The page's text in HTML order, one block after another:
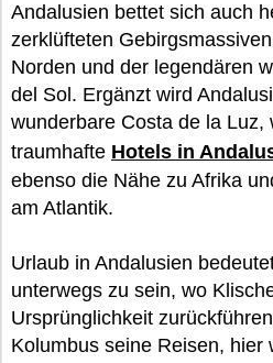
Andalusien bettet sich auch
zerklüfteten
Norden und der legendären
del Sol. Ergänzt wird
wunderbare Costa de la Luz,
traumhafte Hotels in
ebenso die Nähe zu Afrika
am Atlantik.
Urlaub in Andalusien
unterwegs zu sein, wo
Ursprünglichkeit
Kolumbus seine Reisen, hier